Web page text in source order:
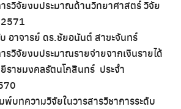
ารวิจัยงบประมาณด้านวิทยาศาสตร์ วิจัย
อาจารย์ ดร.ชัยอนันต์ สาขะจันทร์
รวิจัยงบประมาณรายจ่ายจากเงินรายได้
ราชมงคลรัตนโกสินทร์ ประจำ
บทความวิจัยในวารสารวิชาการระดับ